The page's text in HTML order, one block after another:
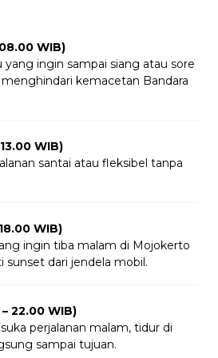
WIB)
ingin sampai siang atau sore
kemacetan Bandara
WIB)
santai atau fleksibel tanpa
WIB)
ingin tiba malam di Mojokerto
sunset dari jendela mobil.
22.00 WIB)
perjalanan malam, tidur di
sampai tujuan.